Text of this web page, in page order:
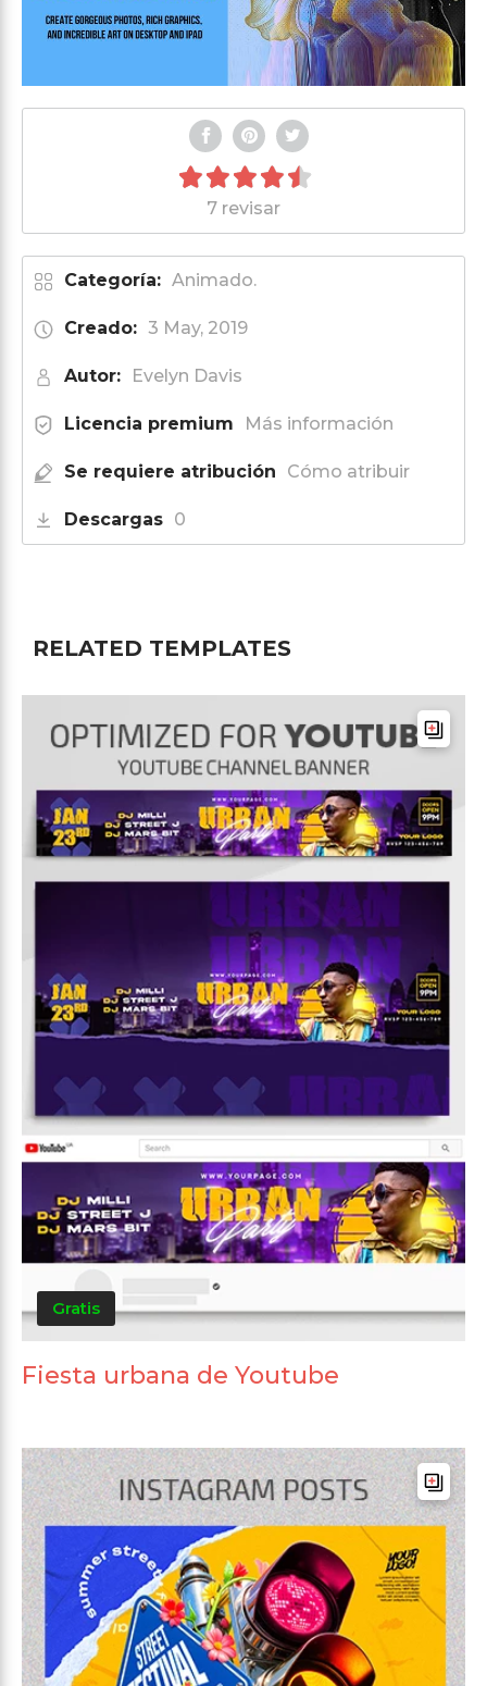
7 revisar
Categoría: Animado.
Creado: 3 May, 2019
Autor: Evelyn Davis
Licencia premium Más información
Se requiere atribución Cómo atribuir
Descargas 0
RELATED TEMPLATES
Gratis
Fiesta urbana de Youtube